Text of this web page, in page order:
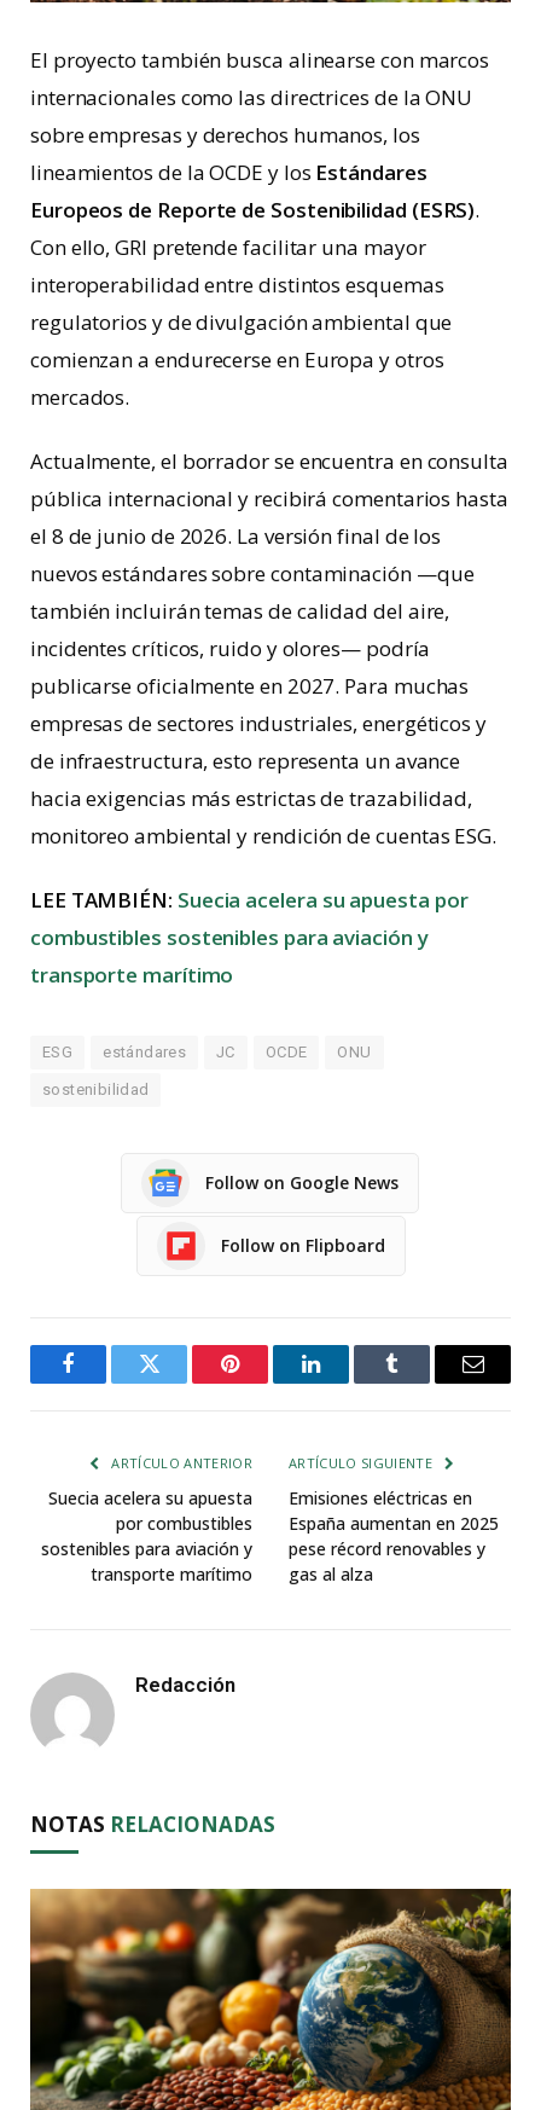
El proyecto también busca alinearse con marcos
internacionales como las directrices de la ONU
sobre empresas y derechos humanos, los
lineamientos de la OCDE y los Estándares
Europeos de Reporte de Sostenibilidad (ESRS).
Con ello, GRI pretende facilitar una mayor
interoperabilidad entre distintos esquemas
regulatorios y de divulgación ambiental que
comienzan a endurecerse en Europa y otros
mercados.
Actualmente, el borrador se encuentra en consulta
pública internacional y recibirá comentarios hasta
el 8 de junio de 2026. La versión final de los
nuevos estándares sobre contaminación —que
también incluirán temas de calidad del aire,
incidentes críticos, ruido y olores— podría
publicarse oficialmente en 2027. Para muchas
empresas de sectores industriales, energéticos y
de infraestructura, esto representa un avance
hacia exigencias más estrictas de trazabilidad,
monitoreo ambiental y rendición de cuentas ESG.
LEE TAMBIÉN: Suecia acelera su apuesta por
combustibles sostenibles para aviación y
transporte marítimo
ESG estándares JC OCDE ONU
sostenibilidad
Follow on Google News
Follow on Flipboard
FacebookTwitter Pinterest LinkedInTumblr Email
ARTÍCULO ANTERIOR
Suecia acelera su apuesta
por combustibles
sostenibles para aviación y
transporte marítimo
ARTÍCULO SIGUIENTE
Emisiones eléctricas en
España aumentan en 2025
pese récord renovables y
gas al alza
Redacción
NOTAS RELACIONADAS